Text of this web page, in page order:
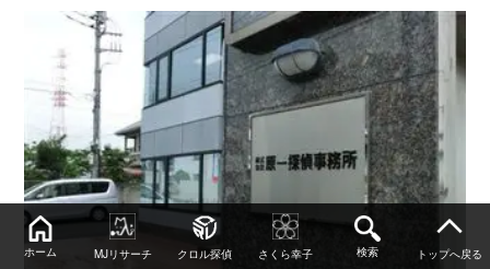
ホーム MJリサーチ クロル探偵 さくら幸子 検索 トップへ戻る